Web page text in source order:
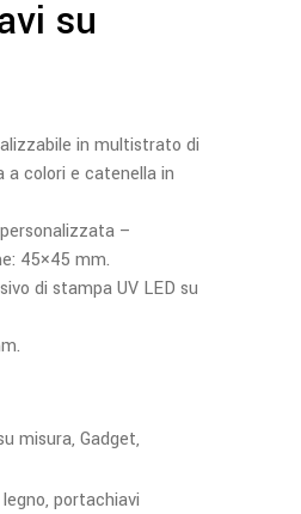
su
in multistrato di
colori e catenella in
–
45×45 mm.
di stampa UV LED su
misura, Gadget,
legno, portachiavi